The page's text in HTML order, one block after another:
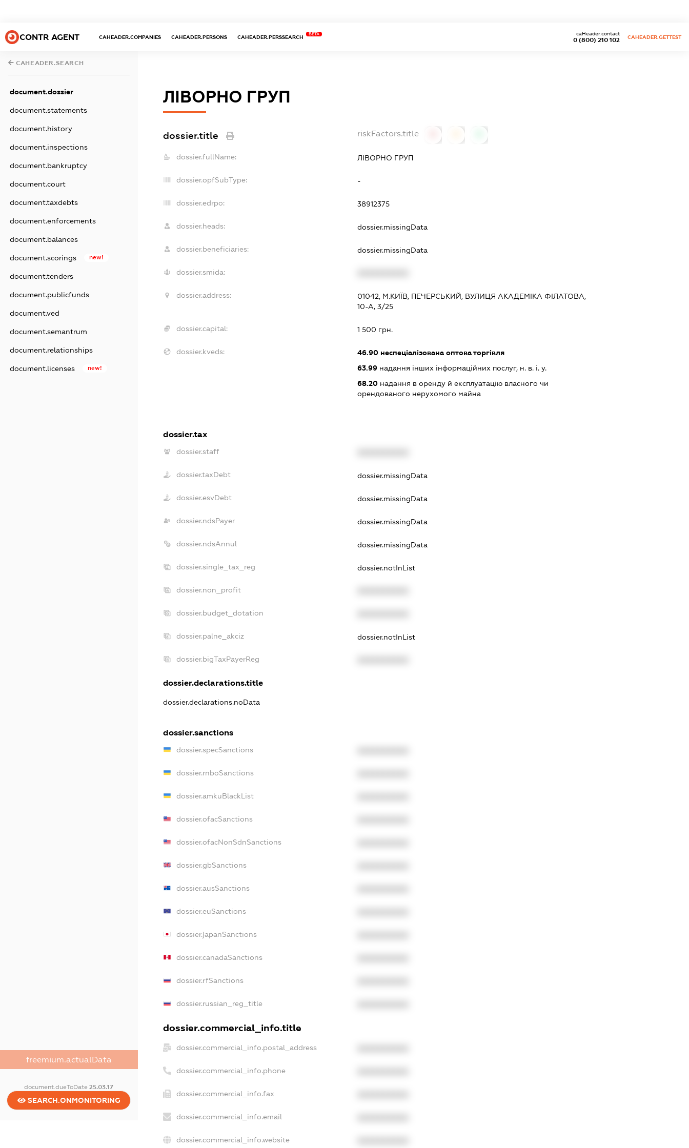
CONTR AGENT CAHEADER.COMPANIES CAHEADER.PERSONS CAHEADER.PERSSEARCH
BETA
0 (800) 210 102
caHeader.contact
CAHEADER.GETTEST
CAHEADER.SEARCH
document.dossier
document.statements
document.history
document.inspections
document.bankruptcy
document.court
document.taxdebts
document.enforcements
document.balances
document.scorings new!
document.tenders
document.publicfunds
document.ved
document.semantrum
document.relationships
document.licenses new!
freemium.actualData
document.dueToDate25.03.17
SEARCH.ONMONITORING
ЛІВОРНО ГРУП
dossier.title riskFactors.title
dossier.fullName: ЛІВОРНО ГРУП
dossier.opfSubType: -
dossier.edrpo: 38912375
dossier.heads: dossier.missingData
dossier.beneficiaries: dossier.missingData
dossier.smida:
dossier.address:
01042, М.КИЇВ, ПЕЧЕРСЬКИЙ, ВУЛИЦЯ АКАДЕМІКА ФІЛАТОВА,
10-А, 3/25
dossier.capital: 1 500 грн.
dossier.kveds: 46.90 неспеціалізована оптова торгівля
63.99 надання інших інформаційних послуг, н. в. і. у.
68.20 надання в оренду й експлуатацію власного чи
орендованого нерухомого майна
dossier.tax
dossier.staff
dossier.taxDebt dossier.missingData
dossier.esvDebt dossier.missingData
dossier.ndsPayer dossier.missingData
dossier.ndsAnnul dossier.missingData
dossier.single_tax_reg dossier.notInList
dossier.non_profit
dossier.budget_dotation
dossier.palne_akciz dossier.notInList
dossier.bigTaxPayerReg
dossier.declarations.title
dossier.declarations.noData
dossier.sanctions
dossier.specSanctions
dossier.rnboSanctions
dossier.amkuBlackList
dossier.ofacSanctions
dossier.ofacNonSdnSanctions
dossier.gbSanctions
dossier.ausSanctions
dossier.euSanctions
dossier.japanSanctions
dossier.canadaSanctions
dossier.rfSanctions
dossier.russian_reg_title
dossier.commercial_info.title
dossier.commercial_info.postal_address
dossier.commercial_info.phone
dossier.commercial_info.fax
dossier.commercial_info.email
dossier.commercial_info.website